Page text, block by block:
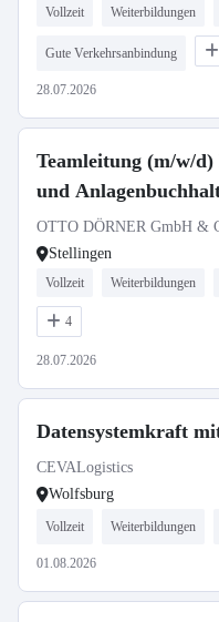
Vollzeit Weiterbildungen
Gute Verkehrsanbindung
28.07.2026
Teamleitung (m/w/
und
OTTO DÖRNER GmbH &
Stellingen
Vollzeit Weiterbildungen
4
28.07.2026
Datensystemkraft
CEVALogistics
Wolfsburg
Vollzeit Weiterbildungen
01.08.2026